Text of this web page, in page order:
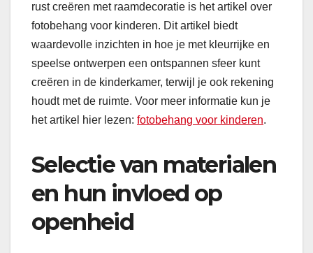
rust creëren met raamdecoratie is het artikel over
fotobehang voor kinderen. Dit artikel biedt
waardevolle inzichten in hoe je met kleurrijke en
speelse ontwerpen een ontspannen sfeer kunt
creëren in de kinderkamer, terwijl je ook rekening
houdt met de ruimte. Voor meer informatie kun je
het artikel hier lezen: fotobehang voor kinderen.
Selectie van materialen
en hun invloed op
openheid